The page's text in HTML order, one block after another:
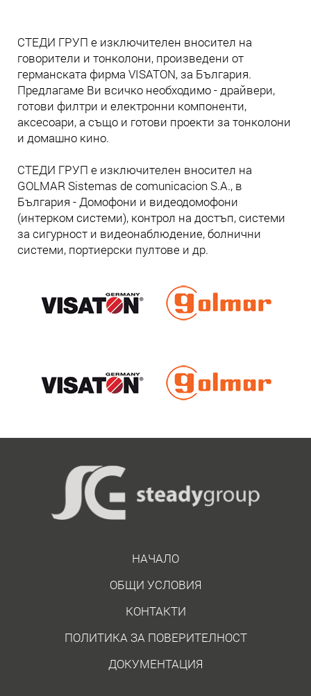
СТЕДИ ГРУП е изключителен вносител на
говорители и тонколони, произведени от
германската фирма VISATON, за България.
Предлагаме Ви всичко необходимо - драйвери,
готови филтри и електронни компоненти,
аксесоари, а също и готови проекти за тонколони
и домашно кино.
СТЕДИ ГРУП е изключителен вносител на
GOLMAR Sistemas de comunicacion S.A., в
България - Домофони и видеодомофони
(интерком системи), контрол на достъп, системи
за сигурност и видеонаблюдение, болнични
системи, портиерски пултове и др.
НАЧАЛО
ОБЩИ УСЛОВИЯ
КОНТАКТИ
ПОЛИТИКА ЗА ПОВЕРИТЕЛНОСТ
ДОКУМЕНТАЦИЯ